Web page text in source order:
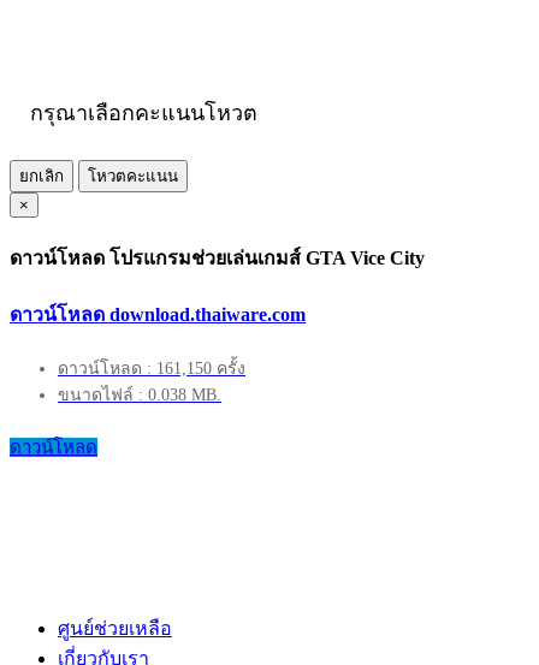
กรุณาเลือกคะแนนโหวต
ยกเลิก
โหวตคะแนน
×
ดาวน์โหลด โปรแกรมช่วยเล่นเกมส์ GTA Vice City
ดาวน์โหลด download.thaiware.com
ดาวน์โหลด : 161,150 ครั้ง
ขนาดไฟล์ : 0.038 MB.
ดาวน์โหลด
ศูนย์ช่วยเหลือ
เกี่ยวกับเรา